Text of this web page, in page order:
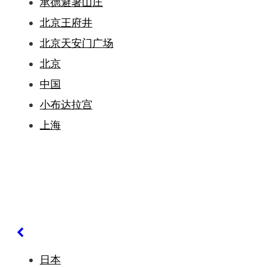
北京王府井
北京天安门广场
北京
中国
小布达拉宫
上海
日本